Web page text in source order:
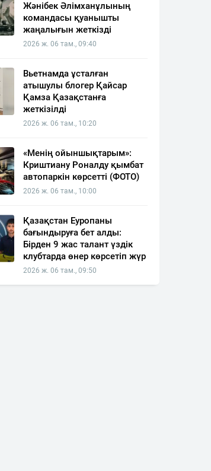
Жәнібек Әлімханұлының
командасы қуанышты
жаңалығын жеткізді
2026 ж. 06 там., 09:40
Вьетнамда ұсталған
атышулы блогер Қайсар
Қамза Қазақстанға
жеткізілді
2026 ж. 06 там., 10:20
«Менің ойыншықтарым»:
Криштиану Роналду қымбат
автопаркін көрсетті (ФОТО)
2026 ж. 06 там., 10:00
Қазақстан Еуропаны
бағындыруға бет алды:
Бірден 9 жас талант үздік
клубтарда өнер көрсетіп жүр
2026 ж. 06 там., 09:50